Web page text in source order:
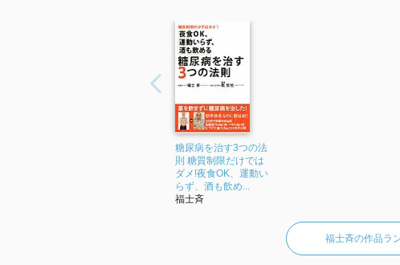
糖尿病を治す3つの法
則 糖質制限だけでは
ダメ!夜食OK、運動い
らず、酒も飲め...
福士斉
福士斉の作品ラ